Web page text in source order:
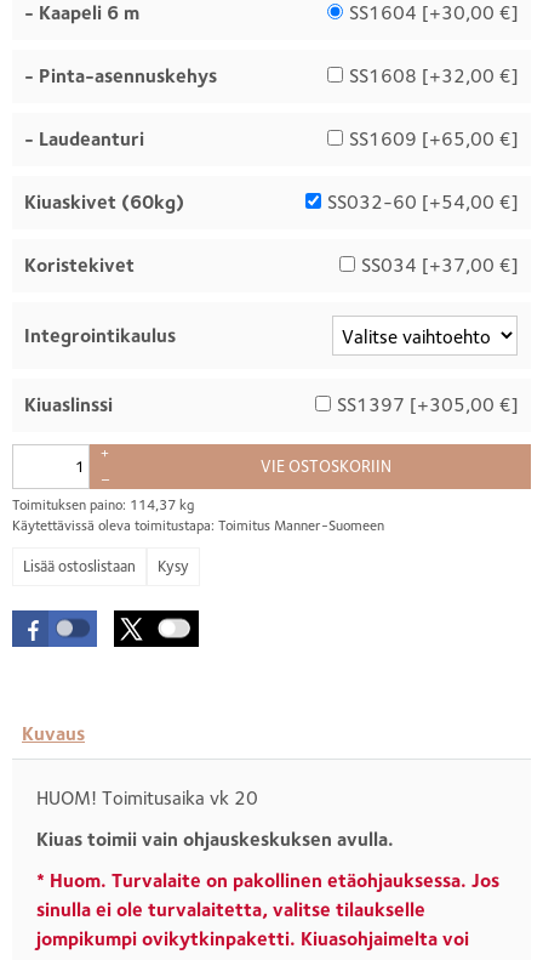
Toimituksen paino: 114,37 kg
- Kaapeli 6 m SS1604 [+30,00 €]
- Pinta-asennuskehys SS1608 [+32,00 €]
- Laudeanturi SS1609 [+65,00 €]
Kiuaskivet (60kg) SS032-60 [+54,00 €]
Koristekivet SS034 [+37,00 €]
Integrointikaulus
Kiuaslinssi SS1397 [+305,00 €]
+
–
VIE OSTOSKORIIN
Käytettävissä oleva toimitustapa: Toimitus Manner-Suomeen
Kysy
Kuvaus
HUOM! Toimitusaika vk 20
Kiuas toimii vain ohjauskeskuksen avulla.
* Huom. Turvalaite on pakollinen etäohjauksessa. Jos
sinulla ei ole turvalaitetta, valitse tilaukselle
jompikumpi ovikytkinpaketti. Kiuasohjaimelta voi